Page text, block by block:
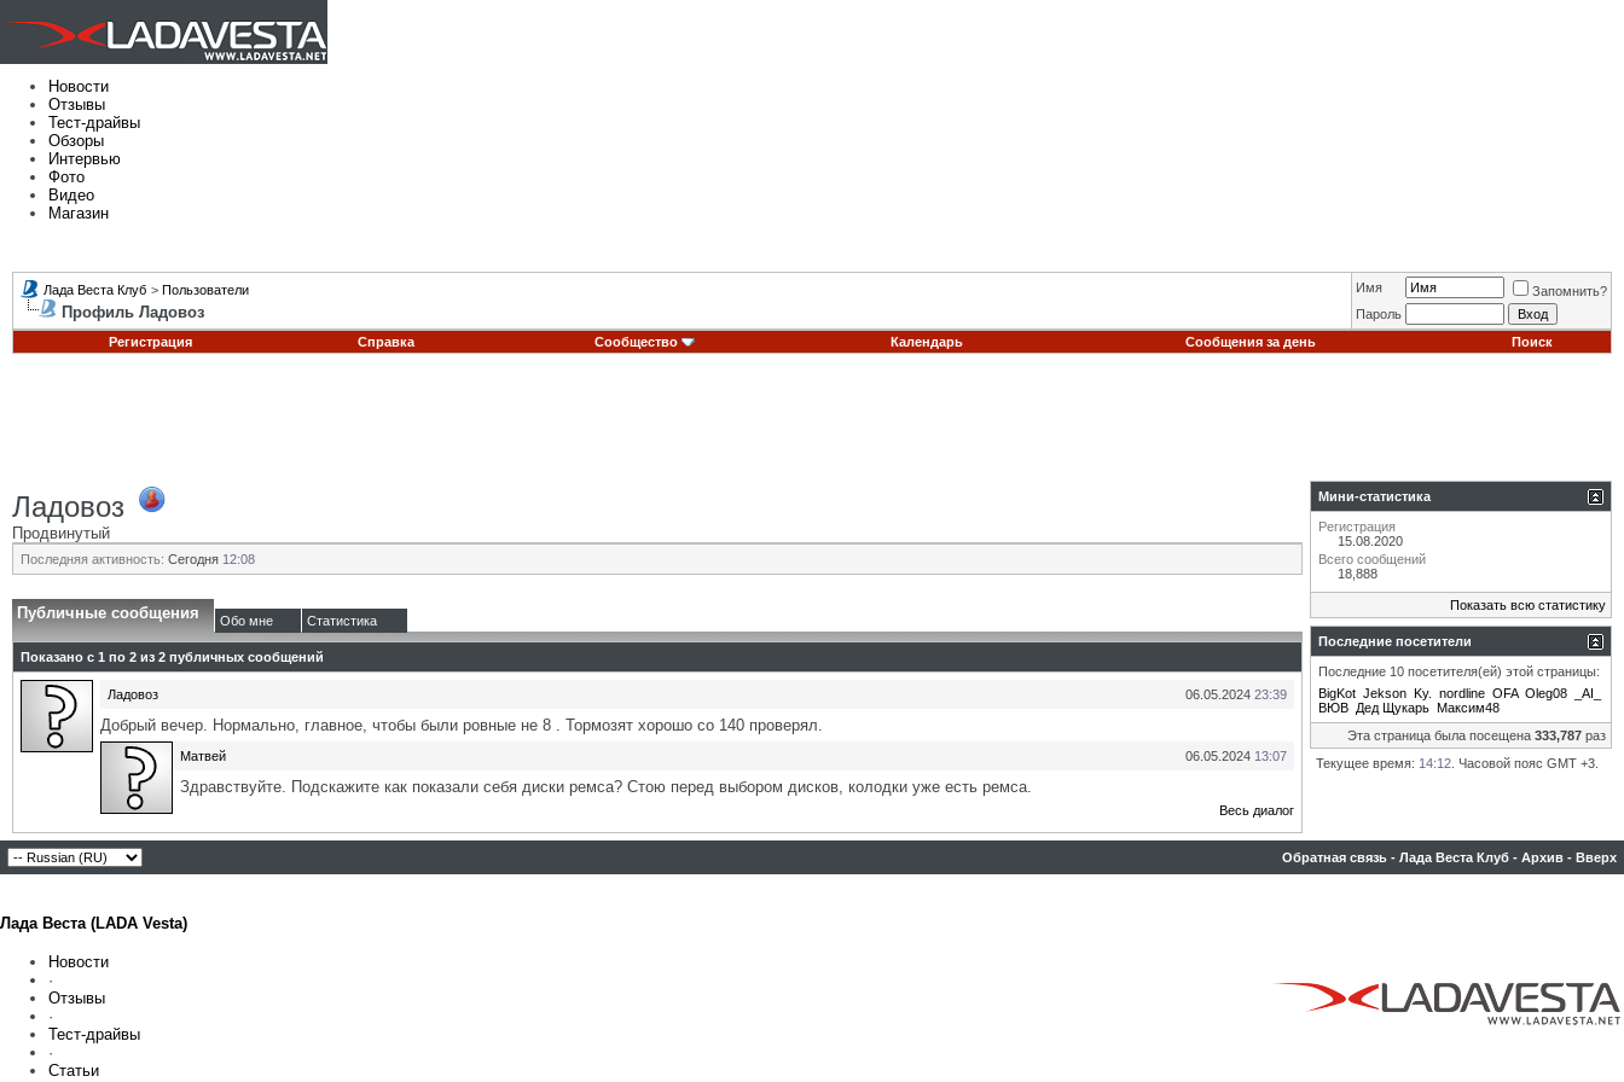
Новости
Отзывы
Тест-драйвы
Обзоры
Интервью
Фото
Видео
Магазин
Лада Веста Клуб > Пользователи
Профиль Ладовоз
Имя
Запомнить?
Пароль
Регистрация
Справка Сообщество Календарь Сообщения за день Поиск
Ладовоз
Продвинутый
Последняя активность: Сегодня 12:08
Публичные сообщения Обо мне Статистика
Показано с 1 по 2 из 2 публичных сообщений
06.05.2024 23:39
Ладовоз
Добрый вечер. Нормально, главное, чтобы были ровные не 8 . Тормозят хорошо со 140 проверял.
06.05.2024 13:07
Матвей
Здравствуйте. Подскажите как показали себя диски ремса? Стою перед выбором дисков, колодки уже есть ремса.
Весь диалог
Мини-статистика
Регистрация
15.08.2020
Всего сообщений
18,888
Показать всю статистику
Последние посетители
Последние 10 посетителя(ей) этой страницы:
BigKot Jekson Ky. nordline OFA Oleg08
_AI_
ВЮВ Дед Щукарь Максим48
Эта страница была посещена 333,787 раз
Текущее время: 14:12 . Часовой пояс GMT +3.
Обратная связь - Лада Веста Клуб - Архив - Вверх
Лада Веста (LADA Vesta)
Новости
·
Отзывы
·
Тест-драйвы
·
Статьи